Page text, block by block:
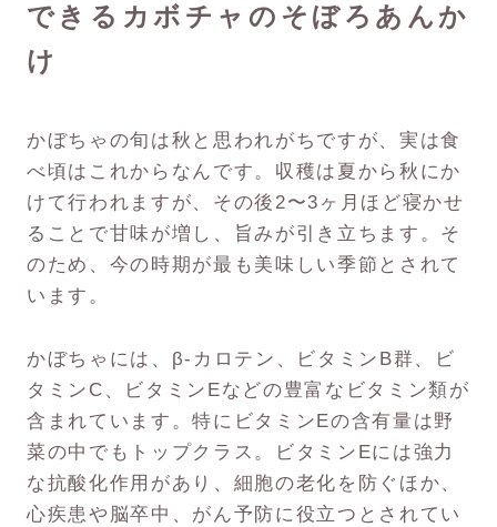
できるカボチャのそぼろあんか
け
かぼちゃの旬は秋と思われがちですが、実は食
べ頃はこれからなんです。収穫は夏から秋にか
けて行われますが、その後2〜3ヶ月ほど寝かせ
ることで甘味が増し、旨みが引き立ちます。そ
のため、今の時期が最も美味しい季節とされて
います。
かぼちゃには、β-カロテン、ビタミンB群、ビ
タミンC、ビタミンEなどの豊富なビタミン類が
含まれています。特にビタミンEの含有量は野
菜の中でもトップクラス。ビタミンEには強力
な抗酸化作用があり、細胞の老化を防ぐほか、
心疾患や脳卒中、がん予防に役立つとされてい